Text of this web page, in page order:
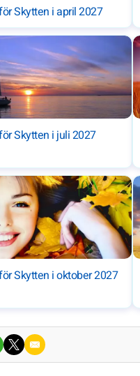
Skytten i april 2027
Skytten i juli 2027
Skytten i oktober 2027